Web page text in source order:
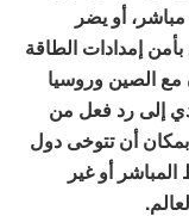
أو يضر
إمدادات الطاقة
مع الصين وروسيا
إلى رد فعل من
أن تتوخى دول
أو غير